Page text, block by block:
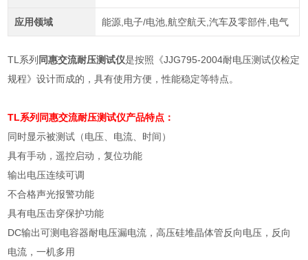
应用领域 能源,电子/电池,航空航天,汽车及零部件,电气
TL系列 同惠交流耐压测试仪是按照《JJG795-2004耐电压测试仪检定
规程》设计而成的，具有使用方便，性能稳定等特点。
TL系列 同惠交流耐压测试仪产品特点：
同时显示被测试（电压、电流、时间）
具有手动，遥控启动，复位功能
输出电压连续可调
不合格声光报警功能
具有电压击穿保护功能
DC输出可测电容器耐电压漏电流，高压硅堆晶体管反向电压，反向
电流，一机多用